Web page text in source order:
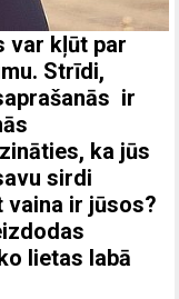
var kļūt par
Strīdi,
ir
ka jūs
sirdi
vaina ir jūsos?
lietas labā